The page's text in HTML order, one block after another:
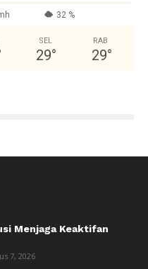
32 %
SEL
29°
RAB
29°
Menjaga Keaktifan
7, 2026